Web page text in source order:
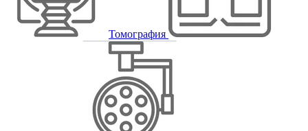
Томография